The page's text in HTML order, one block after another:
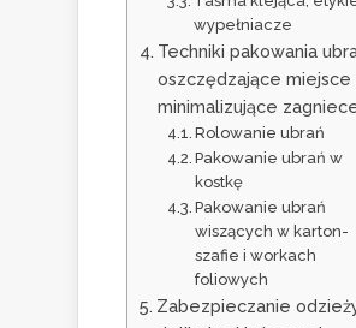
wypełniacze
Techniki pakowania
oszczędzające miejsce
minimalizujące
Rolowanie ubrań
Pakowanie ubrań w
kostkę
Pakowanie ubrań
wiszących w karton-
szafie i workach
foliowych
Zabezpieczanie